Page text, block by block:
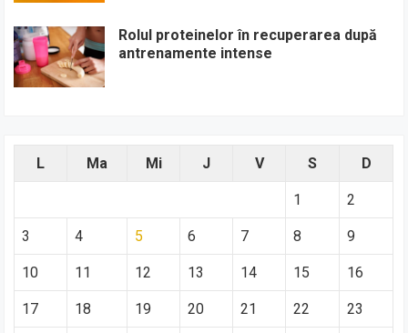
Rolul proteinelor în recuperarea după
antrenamente intense
L Ma Mi J V S D
1 2
3 4 5 6 7 8 9
10 11 12 13 14 15 16
17 18 19 20 21 22 23